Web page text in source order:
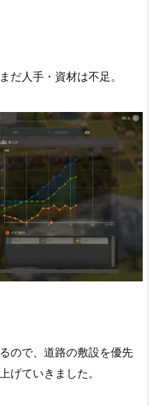
だ人手・資材は不足。
ので、道路の敷設を優先
げていきました。